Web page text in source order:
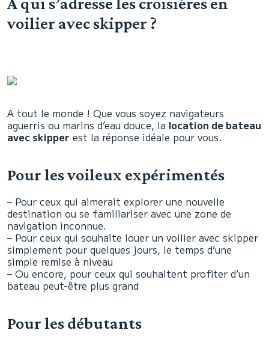
voilier avec skipper ?
A tout le monde ! Que vous soyez navigateurs
aguerris ou marins d’eau douce, la location de bateau
avec skipper est la réponse idéale pour vous.
Pour les voileux expérimentés
– Pour ceux qui aimerait explorer une nouvelle
destination ou se familiariser avec une zone de
navigation inconnue.
– Pour ceux qui souhaite louer un voilier avec skipper
simplement pour quelques jours, le temps d’une
simple remise à niveau
– Ou encore, pour ceux qui souhaitent profiter d’un
bateau peut-être plus grand
Pour les débutants